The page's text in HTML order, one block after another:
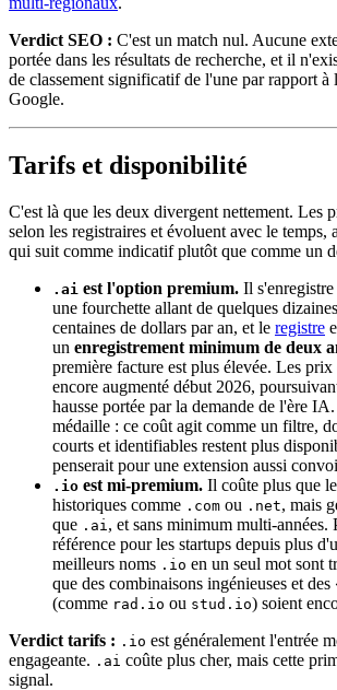
Verdict SEO : C'est un match nul. Aucune
portée dans les résultats de recherche, et il
de classement significatif de l'une par rapport à
Google.
Tarifs et disponibilité
C'est là que les deux divergent nettement. Les
selon les registraires et évoluent avec le temps,
qui suit comme indicatif plutôt que comme un
.ai est l'option premium. Il
une fourchette allant de quelques
centaines de dollars par an, et le registre
un enregistrement minimum de deux
première facture est plus élevée. Les prix
encore augmenté début 2026,
hausse portée par la demande de l'ère
médaille : ce coût agit comme un filtre,
courts et identifiables restent plus
penserait pour une extension aussi
.io est mi-premium. Il coûte plus que
historiques comme .com ou .net, mais
que .ai , et sans minimum multi-années.
référence pour les startups depuis plus
meilleurs noms .io en un seul mot sont
que des combinaisons ingénieuses et
(comme rad.io ou stud.io) soient
Verdict tarifs : .io est généralement l'entrée
engageante. .ai coûte plus cher, mais cette
signal.